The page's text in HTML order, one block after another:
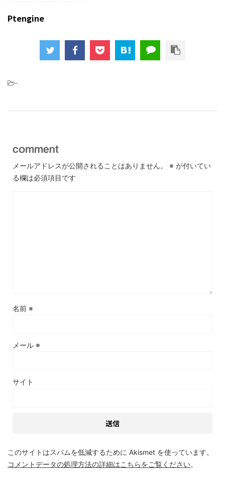
Ptengine
-
comment
メールアドレスが公開されることはありません。 ※ が付いてい
る欄は必須項目です
名前 ※
メール ※
サイト
このサイトはスパムを低減するために Akismet を使っています。
コメントデータの処理方法の詳細はこちらをご覧ください。